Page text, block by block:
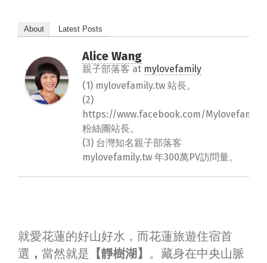
About Latest Posts
Alice Wang
親子部落客 at mylovefamily
(1) mylovefamily.tw 站長。
(2)
https://www.facebook.com/
粉絲團站長。
(3) 台灣知名親子部落客
mylovefamily.tw 年300萬PV訪問量。
就愛花蓮的好山好水，而花蓮旅遊住宿首
選 ， 當然就是 【靜樹湖】 。藏身在中央山脈